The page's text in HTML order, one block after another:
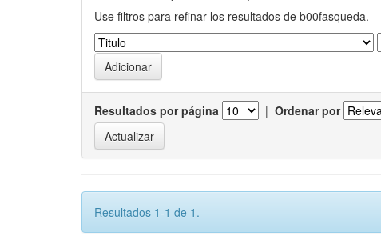
Use filtros para refinar los resultados de b00fasqueda.
Resultados por página | Ordenar por
Resultados 1-1 de 1.